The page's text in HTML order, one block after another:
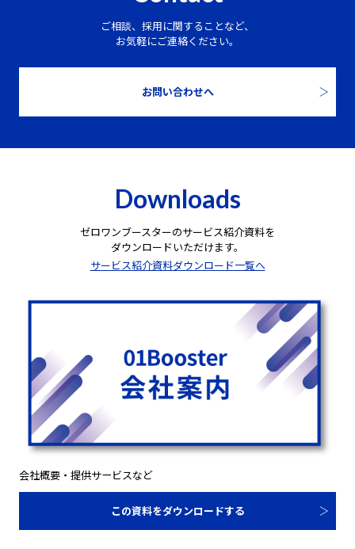
ご相談、採用に関することなど、
お気軽にご連絡ください。
お問い合わせへ
Downloads
ゼロワンブースターのサービス紹介資料を
ダウンロードいただけます。
サービス紹介資料ダウンロード一覧へ
会社概要・提供サービスなど
この資料をダウンロードする